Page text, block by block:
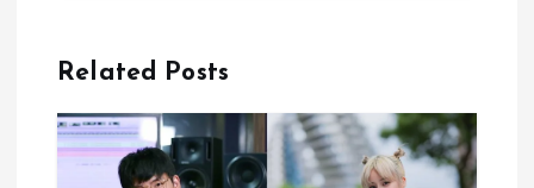
年」？經紀公
息，將提告！
Related Posts